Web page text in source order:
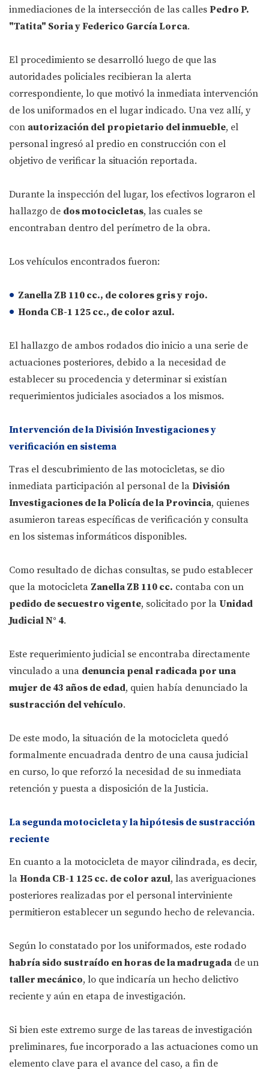
inmediaciones de la intersección de las calles Pedro P.
"Tatita" Soria y Federico García Lorca.
El procedimiento se desarrolló luego de que las
autoridades policiales recibieran la alerta
correspondiente, lo que motivó la inmediata intervención
de los uniformados en el lugar indicado. Una vez allí, y
con autorización del propietario del inmueble, el
personal ingresó al predio en construcción con el
objetivo de verificar la situación reportada.
Durante la inspección del lugar, los efectivos lograron el
hallazgo de dos motocicletas, las cuales se
encontraban dentro del perímetro de la obra.
Los vehículos encontrados fueron:
Zanella ZB 110 cc., de colores gris y rojo.
Honda CB-1 125 cc., de color azul.
El hallazgo de ambos rodados dio inicio a una serie de
actuaciones posteriores, debido a la necesidad de
establecer su procedencia y determinar si existían
requerimientos judiciales asociados a los mismos.
Intervención de la División Investigaciones y
verificación en sistema
Tras el descubrimiento de las motocicletas, se dio
inmediata participación al personal de la División
Investigaciones de la Policía de la Provincia, quienes
asumieron tareas específicas de verificación y consulta
en los sistemas informáticos disponibles.
Como resultado de dichas consultas, se pudo establecer
que la motocicleta Zanella ZB 110 cc. contaba con un
pedido de secuestro vigente, solicitado por la Unidad
Judicial N° 4.
Este requerimiento judicial se encontraba directamente
vinculado a una denuncia penal radicada por una
mujer de 43 años de edad, quien había denunciado la
sustracción del vehículo.
De este modo, la situación de la motocicleta quedó
formalmente encuadrada dentro de una causa judicial
en curso, lo que reforzó la necesidad de su inmediata
retención y puesta a disposición de la Justicia.
La segunda motocicleta y la hipótesis de sustracción
reciente
En cuanto a la motocicleta de mayor cilindrada, es decir,
la Honda CB-1 125 cc. de color azul, las averiguaciones
posteriores realizadas por el personal interviniente
permitieron establecer un segundo hecho de relevancia.
Según lo constatado por los uniformados, este rodado
habría sido sustraído en horas de la madrugada de un
taller mecánico, lo que indicaría un hecho delictivo
reciente y aún en etapa de investigación.
Si bien este extremo surge de las tareas de investigación
preliminares, fue incorporado a las actuaciones como un
elemento clave para el avance del caso, a fin de